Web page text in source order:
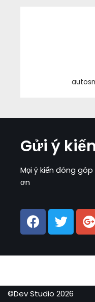
Gửi ý kiến
Mọi ý kiến đóng
ơn
©Dev Studio 2026